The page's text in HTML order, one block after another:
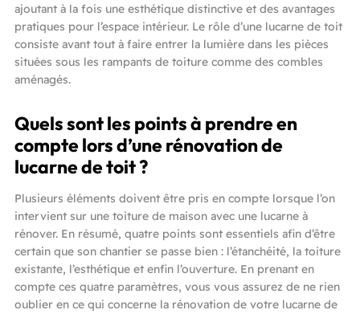
ajoutant à la fois une esthétique distinctive et des avantages
pratiques pour l’espace intérieur. Le rôle d’une lucarne de toit
consiste avant tout à faire entrer la lumière dans les pièces
situées sous les rampants de toiture comme des combles
aménagés.
Quels sont les points à prendre en
compte lors d’une rénovation de
lucarne de toit ?
Plusieurs éléments doivent être pris en compte lorsque l’on
intervient sur une toiture de maison avec une lucarne à
rénover. En résumé, quatre points sont essentiels afin d’être
certain que son chantier se passe bien : l’étanchéité, la toiture
existante, l’esthétique et enfin l’ouverture. En prenant en
compte ces quatre paramètres, vous vous assurez de ne rien
oublier en ce qui concerne la rénovation de votre lucarne de